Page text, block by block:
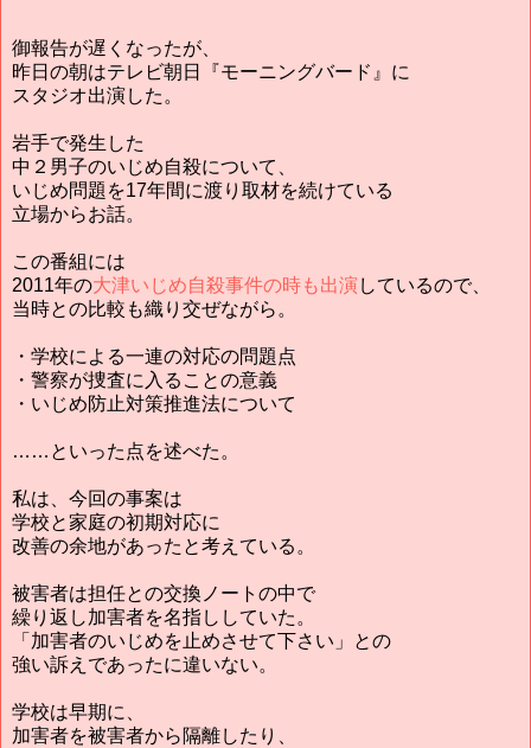
御報告が遅くなったが、
昨日の朝はテレビ朝日『モーニングバード』に
スタジオ出演した。
岩手で発生した
中２男子のいじめ自殺について、
いじめ問題を17年間に渡り取材を続けている
立場からお話。
この番組には
2011年の大津いじめ自殺事件の時も出演 しているので、
当時との比較も織り交ぜながら。
・学校による一連の対応の問題点
・警察が捜査に入ることの意義
・いじめ防止対策推進法について
……といった点を述べた。
私は、今回の事案は
学校と家庭の初期対応に
改善の余地があったと考えている。
被害者は担任との交換ノートの中で
繰り返し加害者を名指ししていた。
「加害者のいじめを止めさせて下さい」との
強い訴えであったに違いない。
学校は早期に、
加害者を被害者から隔離したり、